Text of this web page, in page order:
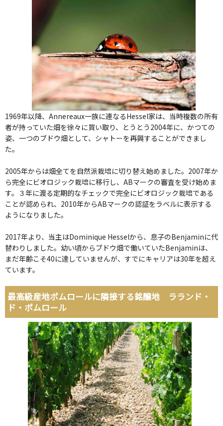
1969年以降、Annereaux一族に連なるHessel家は、当時複数の所有
者が持っていた畑を徐々に買い取り、とうとう2004年に、かつての
姿、一つのブドウ畑として、シャトーを再興することができまし
た。
2005年からは畑全てを自然派栽培に切り替え始めました。2007年か
ら完全にビオロジック栽培に移行し、ABマークの審査を受け始めま
す。３年に渡る定期的なチェックで完全にビオロジック栽培である
ことが認められ、2010年からABマークの認証をラベルに表示する
ようになりました。
2017年より、当主はDominique Hesselから、息子のBenjaminに代
替わりしました。幼い頃からブドウ畑で働いていたBenjaminは、
まだ年齢こそ40に達していませんが、すでにキャリアは30年を超え
ています。
最高級産地ポムロールに隣接する銘醸地 ラランド・
ド・ポムロール